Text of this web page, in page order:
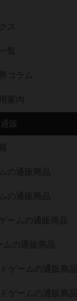
ス
覧
コラム
案内
販
の通販商品
の通販商品
ームの通販商品
ムの通販商品
ゲームの通販商品
ゲームの通販商品